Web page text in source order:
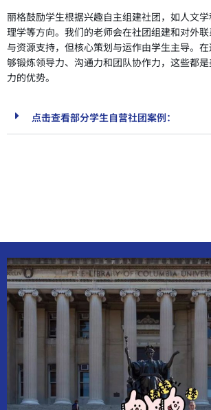
丽格鼓励学生根据兴趣自主组建社团，如人文
理学等方向。我们的老师会在社团组建和对外
与资源支持，但核心策划与运作由学生主导。
够锻炼领导力、沟通力和团队协作力，这些都
力的优势。
点击查看部分学生自营社团案例：